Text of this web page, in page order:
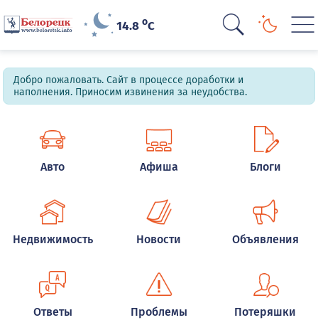
14.8oC
Добро пожаловать. Сайт в процессе доработки и
наполнения. Приносим извинения за неудобства.
Авто Афиша Блоги
Недвижимость Новости Объявления
Ответы Проблемы Потеряшки